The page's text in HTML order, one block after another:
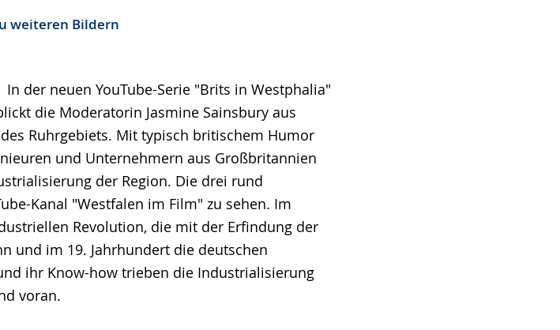
weiteren Bildern
In der neuen YouTube-Serie "Brits in Westphalia"
die Moderatorin Jasmine Sainsbury aus
Ruhrgebiets. Mit typisch britischem Humor
und Unternehmern aus Großbritannien
der Region. Die drei rund
Kanal "Westfalen im Film" zu sehen. Im
Revolution, die mit der Erfindung der
und im 19. Jahrhundert die deutschen
ihr Know-how trieben die Industrialisierung
voran.